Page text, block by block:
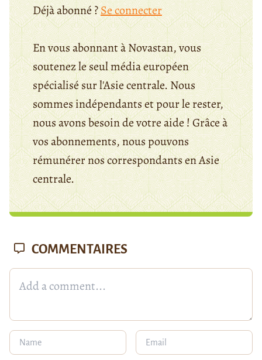
Déjà abonné ?Se connecter
En vous abonnant à Novastan, vous
soutenez le seul média européen
spécialisé sur l'Asie centrale. Nous
sommes indépendants et pour le rester,
nous avons besoin de votre aide ! Grâce à
vos abonnements, nous pouvons
rémunérer nos correspondants en Asie
centrale.
COMMENTAIRES